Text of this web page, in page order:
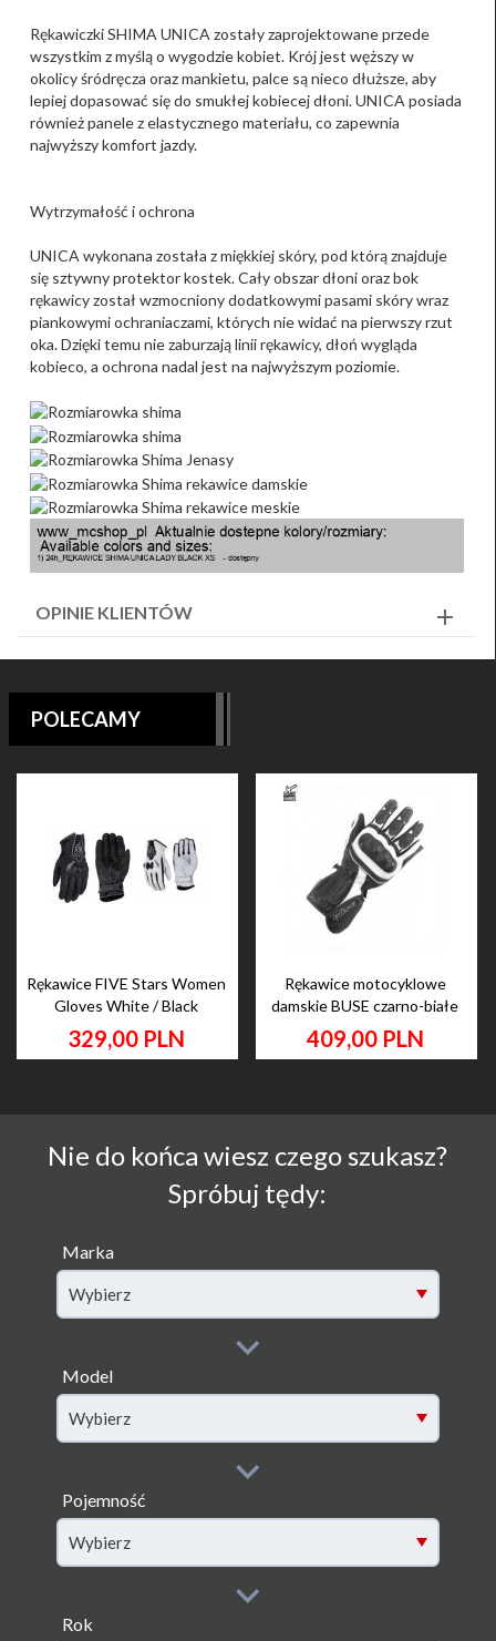
Rękawiczki SHIMA UNICA zostały zaprojektowane przede
wszystkim z myślą o wygodzie kobiet. Krój jest węższy w
okolicy śródręcza oraz mankietu, palce są nieco dłuższe, aby
lepiej dopasować się do smukłej kobiecej dłoni. UNICA posiada
również panele z elastycznego materiału, co zapewnia
najwyższy komfort jazdy.
Wytrzymałość i ochrona
UNICA wykonana została z miękkiej skóry, pod którą znajduje
się sztywny protektor kostek. Cały obszar dłoni oraz bok
rękawicy został wzmocniony dodatkowymi pasami skóry wraz
piankowymi ochraniaczami, których nie widać na pierwszy rzut
oka. Dzięki temu nie zaburzają linii rękawicy, dłoń wygląda
kobieco, a ochrona nadal jest na najwyższym poziomie.
OPINIE KLIENTÓW
POLECAMY
Rękawice FIVE Stars Women
Gloves White / Black
329,00 PLN
Rękawice motocyklowe
damskie BUSE czarno-białe
409,00 PLN
Nie do końca wiesz czego szukasz?
Spróbuj tędy:
Marka
Wybierz
Model
filter[model]
Wybierz
Pojemność
filter[capacity]
Wybierz
Rok